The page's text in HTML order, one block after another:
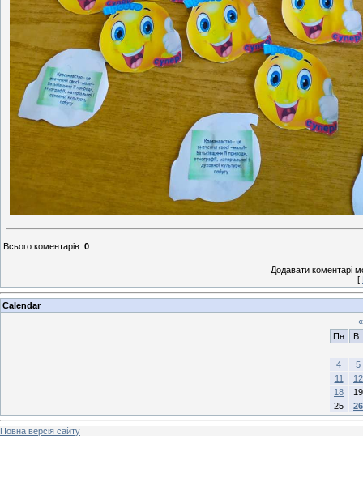
Всього коментарів: 0
Додавати коментарі
[
Calendar
«
Пн
Вт
4
5
11
12
18
19
25
26
Повна версія сайту